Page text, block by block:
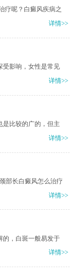
疗呢？白癜风疾病之
详情>>
受影响，女性是常见
详情>>
是比较的广的，但主
详情>>
部长白癜风怎么治疗
详情>>
的，白斑一般易发于
详情>>